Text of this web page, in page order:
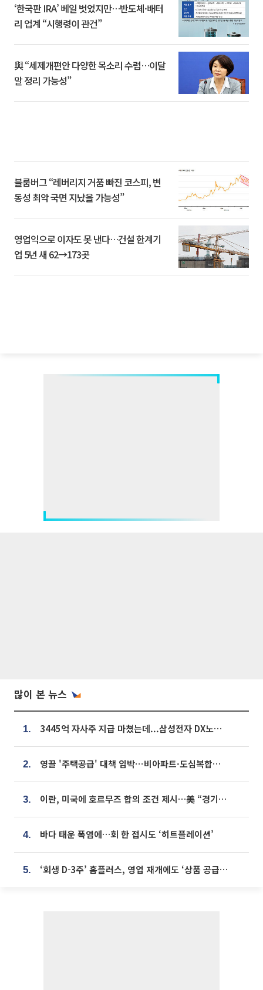
‘한국판 IRA’ 베일 벗었지만…반도체·배터
리 업계 “시행령이 관건”
與 “세제개편안 다양한 목소리 수렴…이달
말 정리 가능성”
블룸버그 “레버리지 거품 빠진 코스피, 변
동성 최악 국면 지났을 가능성”
영업익으로 이자도 못 낸다…건설 한계기
업 5년 새 62→173곳
많이 본 뉴스
1. 3445억 자사주 지급 마쳤는데...삼성전자 DX노조, 뒤늦은 '떼쓰기 집회'
2. 영끌 '주택공급' 대책 임박⋯비아파트·도심복합까지 총동원
3. 이란, 미국에 호르무즈 합의 조건 제시…美 “경기 아직 안 끝나” [종합]
4. 바다 태운 폭염에…회 한 접시도 ‘히트플레이션’
5. ‘회생 D-3주’ 홈플러스, 영업 재개에도 ‘상품 공급망’ 복구가 생존 관건